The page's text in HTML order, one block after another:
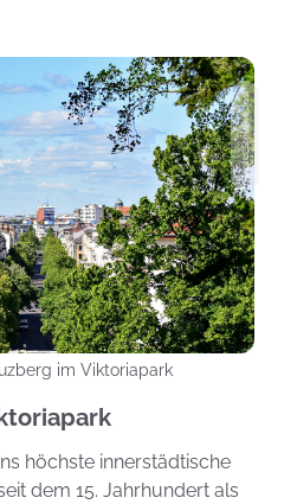
Photo: Stefanie Jost
im Viktoriapark
höchste innerstädtische
dem 15. Jahrhundert als